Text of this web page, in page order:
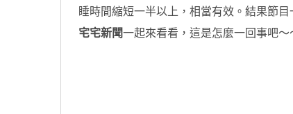
睡時間縮短一半以上，相當有效。結果節
宅宅新聞一起來看看，這是怎麼一回事吧～